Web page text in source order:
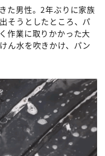
た男性。2年ぶりに家族
そうとしたところ、パ
作業に取りかかった大
ん水を吹きかけ、パン